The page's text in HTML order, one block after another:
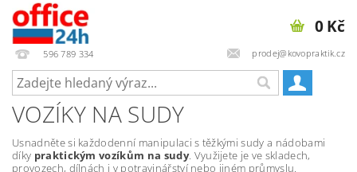
596 789 334 prodej@kovopraktik.cz
0 Kč
VOZÍKY NA SUDY
Usnadněte si každodenní manipulaci s těžkými sudy a nádobami
díky praktickým vozíkům na sudy. Využijete je ve skladech,
provozech, dílnách i v potravinářství nebo jiném průmyslu.